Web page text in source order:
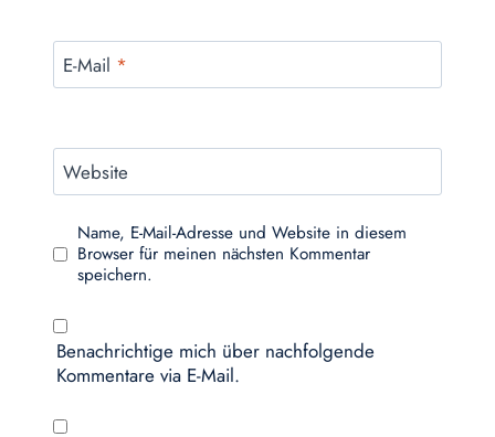
E-Mail *
Website
Name, E-Mail-Adresse und Website in diesem
Browser für meinen nächsten Kommentar
speichern.
Benachrichtige mich über nachfolgende
Kommentare via E-Mail.